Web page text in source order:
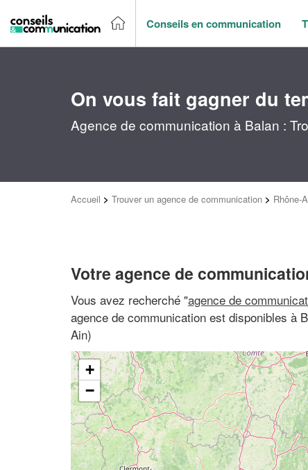
Conseils en communication
On vous fait gagner du
Agence de communication à Balan :
Accueil > Trouver un agence de communication > Rhône-
Votre agence de
Vous avez recherché "agence de
agence de communication est disponibles à
Ain)
+
−